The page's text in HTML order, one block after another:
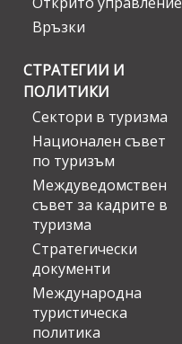
Връзки
СТРАТЕГИИ И
ПОЛИТИКИ
Сектори в туризма
Национален съвет
по туризъм
Междуведомствен
съвет за кадрите в
туризма
Стратегически
документи
Международна
туристическа
политика